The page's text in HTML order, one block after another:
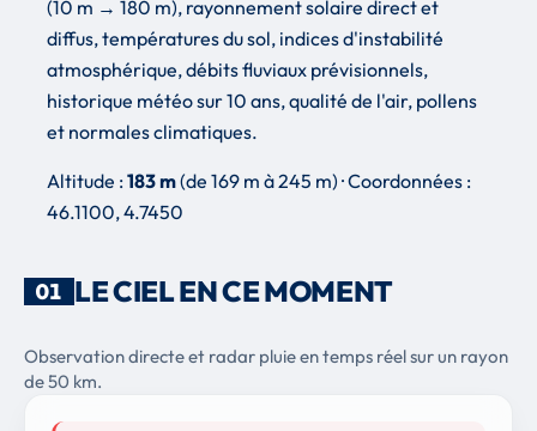
(10 m → 180 m), rayonnement solaire direct et
diffus, températures du sol, indices d'instabilité
atmosphérique, débits fluviaux prévisionnels,
historique météo sur 10 ans, qualité de l'air, pollens
et normales climatiques.
Altitude :183 m(de 169 m à 245 m) · Coordonnées :
46.1100, 4.7450
01 LE CIEL EN CE MOMENT
Observation directe et radar pluie en temps réel sur un rayon
de 50 km.